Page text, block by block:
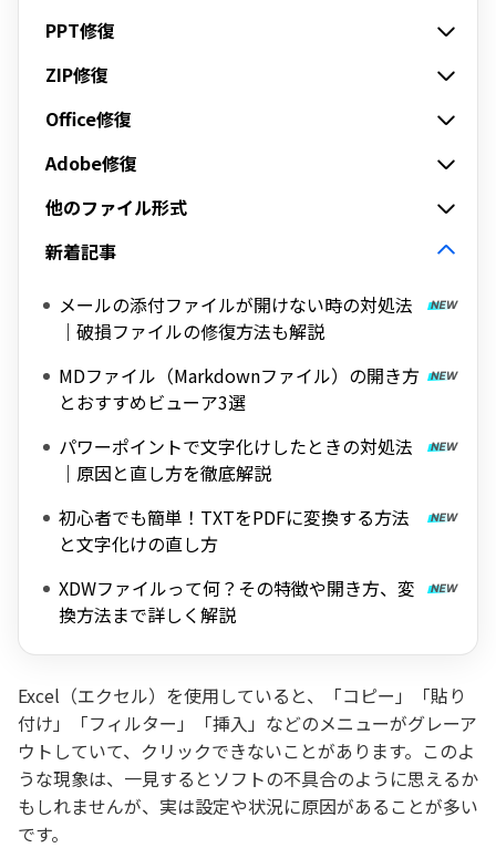
PPT修復
ZIP修復
Office修復
Adobe修復
他のファイル形式
新着記事
メールの添付ファイルが開けない時の対処法
｜破損ファイルの修復方法も解説
MDファイル（Markdownファイル）の開き方
とおすすめビューア3選
パワーポイントで文字化けしたときの対処法
｜原因と直し方を徹底解説
初心者でも簡単！TXTをPDFに変換する方法
と文字化けの直し方
XDWファイルって何？その特徴や開き方、変
換方法まで詳しく解説
Excel（エクセル）を使用していると、「コピー」「貼り
付け」「フィルター」「挿入」などのメニューがグレーア
ウトしていて、クリックできないことがあります。このよ
うな現象は、一見するとソフトの不具合のように思えるか
もしれませんが、実は設定や状況に原因があることが多い
です。